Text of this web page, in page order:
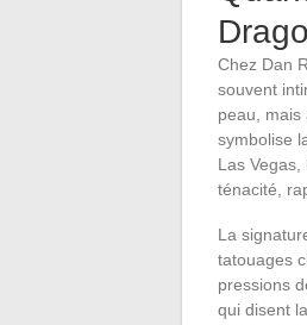
Chez Dan
souvent
peau, mais
symbolise
Las
ténacité,
La
tatouages
pressions
qui disent